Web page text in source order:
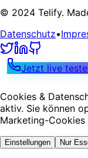
© 2024 Telify.
Datenschutz•
Jetzt live
Cookies &
aktiv. Sie können
Marketing-Cookies
Einstellungen Nur